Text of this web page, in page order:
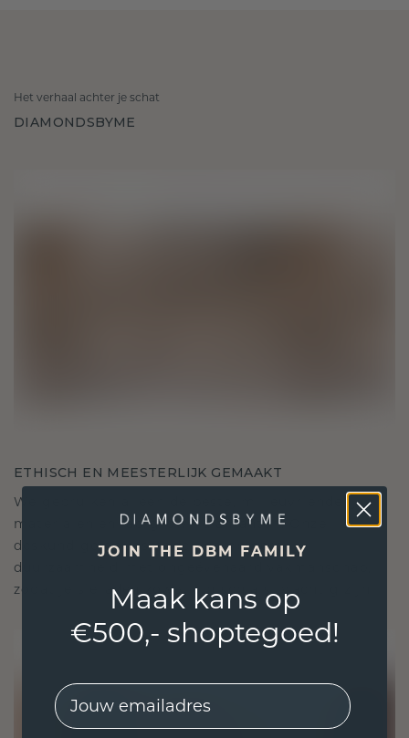
Het verhaal achter je schat
DIAMONDSBYME
ETHISCH EN MEESTERLIJK GEMAAKT
We gebruiken alleen de beste, milieuvriendelijke
materialen en lab-grown diamanten. Onze
deskundige goudsmeden combineren
duurzaamheid met ongeëvenaard vakmanschap,
zodat je sieraden zowel ethisch als prachtig zijn.
JOIN THE DBM FAMILY
Maak kans op
€500,- shoptegoed!
EMail